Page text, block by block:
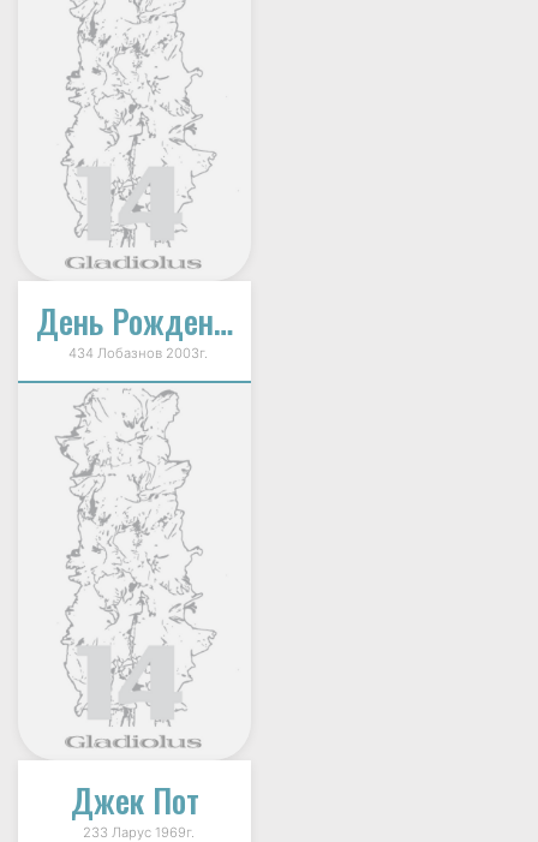
День Рождения
434 Лобазнов 2003г.
Джек Пот
233 Ларус 1969г.